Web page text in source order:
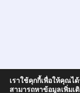
เราใช้คุกกี้เพื่อให้คุณ
สามารถหาข้อมูลเพิ่มเ